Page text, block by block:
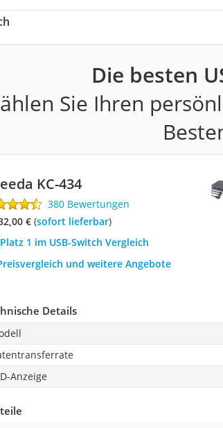
Die besten
Sie Ihren
KC-434
380 Bewertungen
€( Sofort lieferbar)
Platz 1 im USB-Switch Vergleich
und weitere Angebote
Details
Anzeige